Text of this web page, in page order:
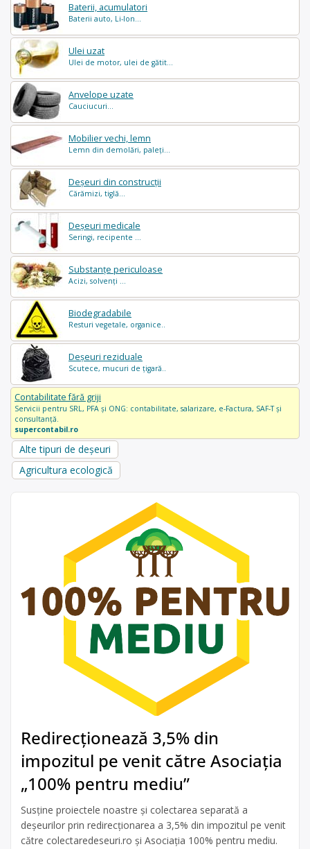
Baterii, acumulatori
Baterii auto, Li-Ion...
Ulei uzat
Ulei de motor, ulei de gătit...
Anvelope uzate
Cauciucuri...
Mobilier vechi, lemn
Lemn din demolări, paleți...
Deșeuri din construcții
Cărămizi, tiglă...
Deșeuri medicale
Seringi, recipente ...
Substanțe periculoase
Acizi, solvenți ...
Biodegradabile
Resturi vegetale, organice..
Deșeuri reziduale
Scutece, mucuri de țigară..
Contabilitate fără griji
Servicii pentru SRL, PFA și ONG: contabilitate, salarizare, e-Factura, SAF-T și
consultanță.
supercontabil.ro
Alte tipuri de deșeuri
Agricultura ecologică
Redirecționează 3,5% din
impozitul pe venit către Asociația
„100% pentru mediu”
Susține proiectele noastre și colectarea separată a
deșeurilor prin redirecționarea a 3,5% din impozitul pe venit
către colectaredeseuri.ro și Asociația 100% pentru mediu.